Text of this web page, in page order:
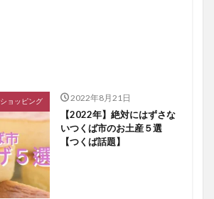
ショッピング 2022年8月21日
【2022年】絶対にはずさな
いつくば市のお土産５選
【つくば話題】